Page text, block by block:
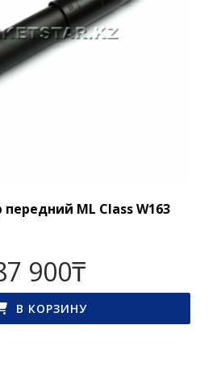
ML Class W163
900₸
В КОРЗИНУ